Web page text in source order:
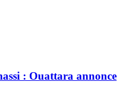
: Ouattara annonce